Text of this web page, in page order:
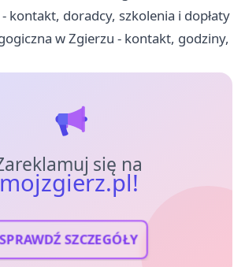
kontakt, doradcy, szkolenia i dopłaty
w Zgierzu - kontakt, godziny,
się na
mojzgierz.pl!
SPRAWDŹ SZCZEGÓŁY